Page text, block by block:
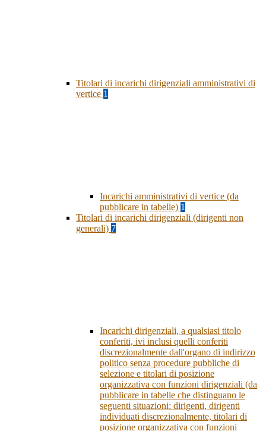
Titolari di incarichi dirigenziali amministrativi di
vertice 1
Incarichi amministrativi di vertice (da
pubblicare in tabelle) 1
Titolari di incarichi dirigenziali (dirigenti non
generali) 7
Incarichi dirigenziali, a qualsiasi titolo
conferiti, ivi inclusi quelli conferiti
discrezionalmente dall'organo di indirizzo
politico senza procedure pubbliche di
selezione e titolari di posizione
organizzativa con funzioni dirigenziali (da
pubblicare in tabelle che distinguano le
seguenti situazioni: dirigenti, dirigenti
individuati discrezionalmente, titolari di
posizione organizzativa con funzioni